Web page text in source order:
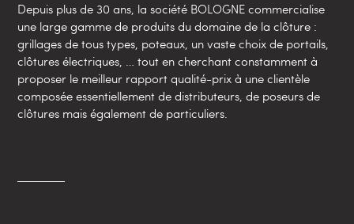
Depuis plus de 30 ans, la société BOLOGNE commercialise
une large gamme de produits du domaine de la clôture :
grillages de tous types, poteaux, un vaste choix de portails,
clôtures électriques, … tout en cherchant constamment à
proposer le meilleur rapport qualité-prix à une clientèle
composée essentiellement de distributeurs, de poseurs de
clôtures mais également de particuliers.